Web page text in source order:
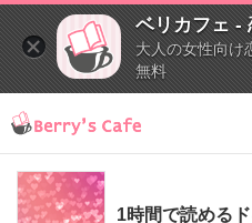
ベリカフェ -
大人の女性向け
無料
1時間で読める